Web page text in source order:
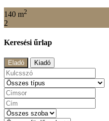
140 m2
2
Keresési űrlap
Eladó Kiadó